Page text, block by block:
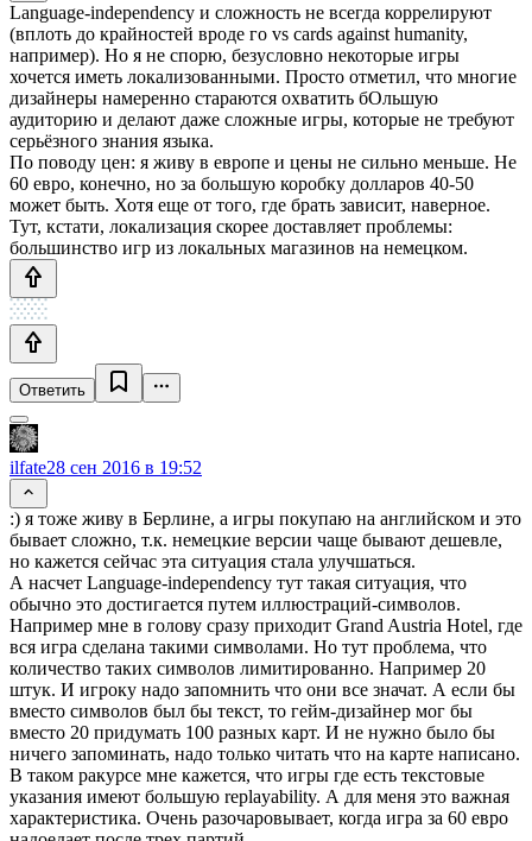
Language-independency и сложность не всегда коррелируют
(вплоть до крайностей вроде го vs cards against humanity,
например). Но я не спорю, безусловно некоторые игры
хочется иметь локализованными. Просто отметил, что многие
дизайнеры намеренно стараются охватить бОльшую
аудиторию и делают даже сложные игры, которые не требуют
серьёзного знания языка.
По поводу цен: я живу в европе и цены не сильно меньше. Не
60 евро, конечно, но за большую коробку долларов 40-50
может быть. Хотя еще от того, где брать зависит, наверное.
Тут, кстати, локализация скорее доставляет проблемы:
большинство игр из локальных магазинов на немецком.
Ответить
ilfate28 сен 2016 в 19:52
:) я тоже живу в Берлине, а игры покупаю на английском и это
бывает сложно, т.к. немецкие версии чаще бывают дешевле,
но кажется сейчас эта ситуация стала улучшаться.
А насчет Language-independency тут такая ситуация, что
обычно это достигается путем иллюстраций-символов.
Например мне в голову сразу приходит Grand Austria Hotel, где
вся игра сделана такими символами. Но тут проблема, что
количество таких символов лимитированно. Например 20
штук. И игроку надо запомнить что они все значат. А если бы
вместо символов был бы текст, то гейм-дизайнер мог бы
вместо 20 придумать 100 разных карт. И не нужно было бы
ничего запоминать, надо только читать что на карте написано.
В таком ракурсе мне кажется, что игры где есть текстовые
указания имеют большую replayability. А для меня это важная
характеристика. Очень разочаровывает, когда игра за 60 евро